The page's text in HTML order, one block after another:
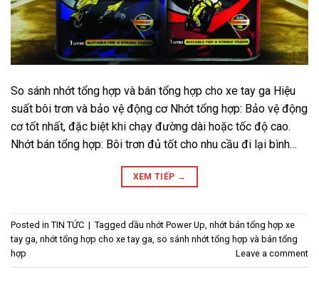
So sánh nhớt tổng hợp và bán tổng hợp cho xe tay ga Hiệu
suất bôi trơn và bảo vệ động cơ Nhớt tổng hợp: Bảo vệ động
cơ tốt nhất, đặc biệt khi chạy đường dài hoặc tốc độ cao.
Nhớt bán tổng hợp: Bôi trơn đủ tốt cho nhu cầu đi lại bình…
XEM TIẾP →
Posted in TIN TỨC | Tagged dầu nhớt Power Up, nhớt bán tổng hợp xe
tay ga, nhớt tổng hợp cho xe tay ga, so sánh nhớt tổng hợp và bán tổng
hợp
Leave a comment